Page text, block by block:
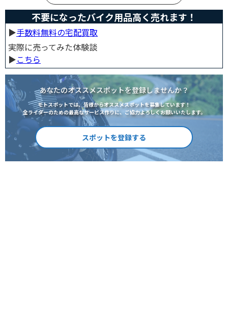
不要になったバイク用品高く売れます！
▶︎手数料無料の宅配買取
実際に売ってみた体験談
▶︎こちら
あなたのオススメスポットを登録しませんか？
モトスポットでは、皆様からオススメスポットを募集しています！
全ライダーのための最高なサービス作りに、ご協力よろしくお願いいたします。
スポットを登録する